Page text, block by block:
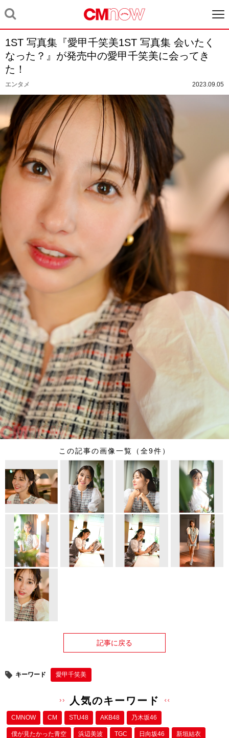
1ST 写真集『愛甲千笑美1ST 写真集 会いたく
なった？』が発売中の愛甲千笑美に会ってき
た！
エンタメ 2023.09.05
この記事の画像一覧（全9件）
記事に戻る
キーワード 愛甲千笑美
人気のキーワード
CMNOW CM STU48 AKB48 乃木坂46
僕が⾒たかった⻘空 浜辺美波 TGC 日向坂46 新垣結衣